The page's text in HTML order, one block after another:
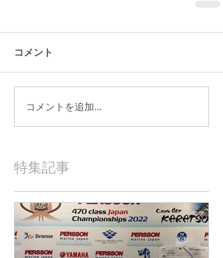
コメント
コメントを追加…
特集記事